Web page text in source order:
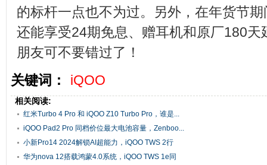
的标杆一点也不为过。另外，在年货节
还能享受24期免息、赠耳机和原厂180天
朋友可不要错过了！
关键词：
iQOO
相关阅读:
红米Turbo 4 Pro 和 iQOO Z10 Turbo Pro，谁是...
iQOO Pad2 Pro 同档价位最大电池容量，Zenboo...
小新Pro14 2024解锁AI超能力，iQOO TWS 2行
业...
华为nova 12搭载鸿蒙4.0系统，iQOO TWS 1e同